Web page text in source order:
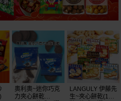
奧利奧~迷你巧克
力夾心餅乾
LANGULY 伊藤先
生~夾心餅乾(1盒